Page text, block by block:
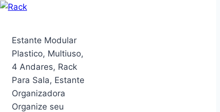
Estante Modular
Plastico, Multiuso,
4 Andares, Rack
Para Sala, Estante
Organizadora
Organize seu